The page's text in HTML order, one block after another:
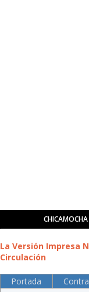
La Versión Impresa
Circulación
Portada